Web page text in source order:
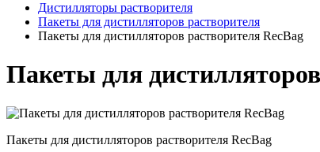
Дистилляторы растворителя
Пакеты для дистилляторов растворителя
Пакеты для дистилляторов растворителя RecBag
Пакеты для
Пакеты для дистилляторов растворителя RecBag